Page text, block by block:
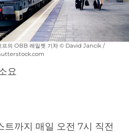
프의 OBB 레일젯 기차 © David Jancik /
요
트까지 매일 오전 7시 직전